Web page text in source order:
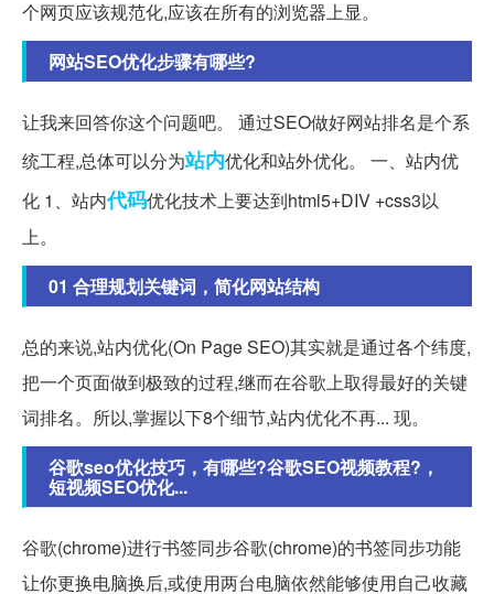
个网页应该规范化,应该在所有的浏览器上显。
网站SEO优化步骤有哪些?
让我来回答你这个问题吧。 通过SEO做好网站排名是个系
统工程,总体可以分为站内优化和站外优化。 一、站内优
化 1、站内代码优化技术上要达到html5+DIV +css3以
上。
01 合理规划关键词，简化网站结构
总的来说,站内优化(On Page SEO)其实就是通过各个纬度,
把一个页面做到极致的过程,继而在谷歌上取得最好的关键
词排名。所以,掌握以下8个细节,站内优化不再... 现。
谷歌seo优化技巧，有哪些?谷歌SEO视频教程?，
短视频SEO优化...
谷歌(chrome)进行书签同步谷歌(chrome)的书签同步功能
让你更换电脑换后,或使用两台电脑依然能够使用自己收藏